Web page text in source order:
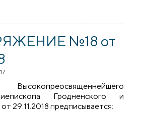
№18 от
Высокопреосвященнейшего
Гродненского и
29.11.2018 предписывается: